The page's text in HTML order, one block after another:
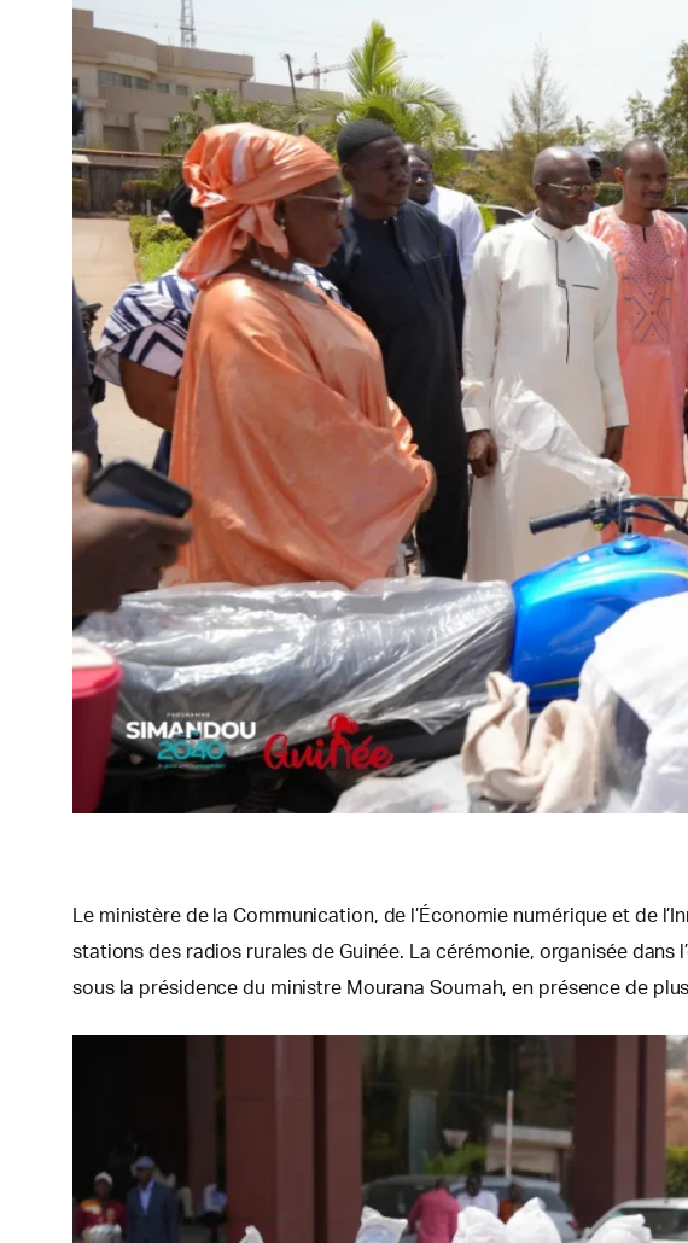
Le ministère de la Communication, de l’Économie numérique et de
stations des radios rurales de Guinée. La cérémonie, organisée dans
sous la présidence du ministre Mourana Soumah, en présence de